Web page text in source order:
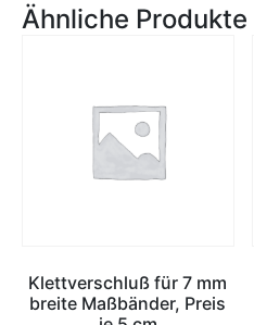
Ähnliche Produkte
Klettverschluß für 7 mm
breite Maßbänder, Preis